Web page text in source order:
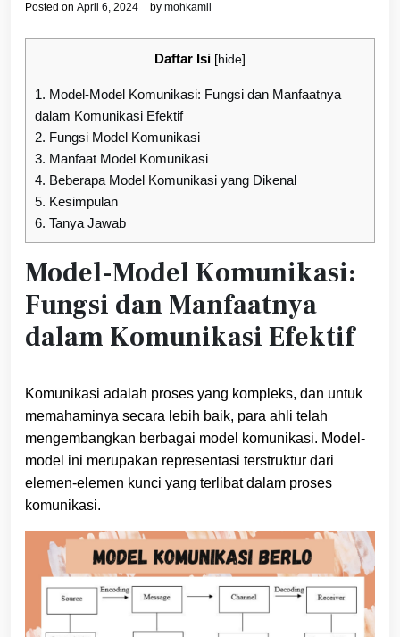
Posted on April 6, 2024 by mohkamil
Daftar Isi [hide]
1. Model-Model Komunikasi: Fungsi dan Manfaatnya
dalam Komunikasi Efektif
2. Fungsi Model Komunikasi
3. Manfaat Model Komunikasi
4. Beberapa Model Komunikasi yang Dikenal
5. Kesimpulan
6. Tanya Jawab
Model-Model Komunikasi:
Fungsi dan Manfaatnya
dalam Komunikasi Efektif
Komunikasi adalah proses yang kompleks, dan untuk
memahaminya secara lebih baik, para ahli telah
mengembangkan berbagai model komunikasi. Model-
model ini merupakan representasi terstruktur dari
elemen-elemen kunci yang terlibat dalam proses
komunikasi.